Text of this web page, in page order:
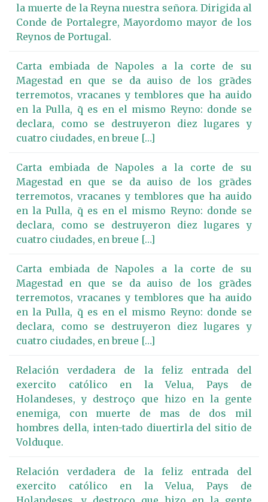
la muerte de la Reyna nuestra señora. Dirigida al
Conde de Portalegre, Mayordomo mayor de los
Reynos de Portugal.
Carta embiada de Napoles a la corte de su
Magestad en que se da auiso de los grādes
terremotos, vracanes y temblores que ha auido
en la Pulla, q̄ es en el mismo Reyno: donde se
declara, como se destruyeron diez lugares y
cuatro ciudades, en breue […]
Carta embiada de Napoles a la corte de su
Magestad en que se da auiso de los grādes
terremotos, vracanes y temblores que ha auido
en la Pulla, q̄ es en el mismo Reyno: donde se
declara, como se destruyeron diez lugares y
cuatro ciudades, en breue […]
Carta embiada de Napoles a la corte de su
Magestad en que se da auiso de los grādes
terremotos, vracanes y temblores que ha auido
en la Pulla, q̄ es en el mismo Reyno: donde se
declara, como se destruyeron diez lugares y
cuatro ciudades, en breue […]
Relación verdadera de la feliz entrada del
exercito católico en la Velua, Pays de
Holandeses, y destroço que hizo en la gente
enemiga, con muerte de mas de dos mil
hombres della, inten-tado diuertirla del sitio de
Volduque.
Relación verdadera de la feliz entrada del
exercito católico en la Velua, Pays de